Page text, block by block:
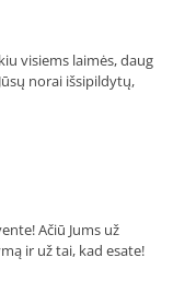
visiems laimės, daug
norai išsipildytų,
Ačiū Jums už
ir už tai, kad esate!